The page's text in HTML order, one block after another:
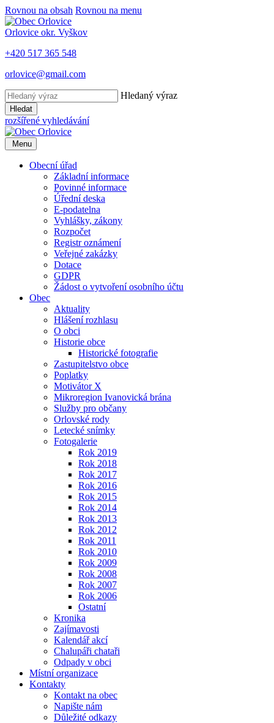
Rovnou na obsah Rovnou na menu
Orlovice okr. Vyškov
+420 517 365 548
orlovice@gmail.com
Hledaný výraz
Hledat
rozšířené vyhledávání
Menu
Obecní úřad
Základní informace
Povinné informace
Úřední deska
E-podatelna
Vyhlášky, zákony
Rozpočet
Registr oznámení
Veřejné zakázky
Dotace
GDPR
Žádost o vytvoření osobního účtu
Obec
Aktuality
Hlášení rozhlasu
O obci
Historie obce
Historické fotografie
Zastupitelstvo obce
Poplatky
Motivátor X
Mikroregion Ivanovická brána
Služby pro občany
Orlovské rody
Letecké snímky
Fotogalerie
Rok 2019
Rok 2018
Rok 2017
Rok 2016
Rok 2015
Rok 2014
Rok 2013
Rok 2012
Rok 2011
Rok 2010
Rok 2009
Rok 2008
Rok 2007
Rok 2006
Ostatní
Kronika
Zajímavosti
Kalendář akcí
Chalupáři chataři
Odpady v obci
Místní organizace
Kontakty
Kontakt na obec
Napište nám
Důležité odkazy